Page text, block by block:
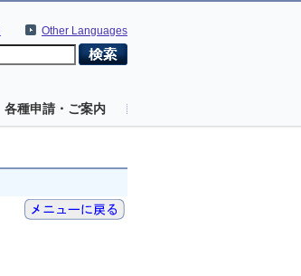
Other Languages
各種申請・ご案内